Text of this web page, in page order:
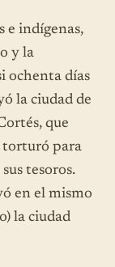
e indígenas,
y la
ochenta días
la ciudad de
que
torturó para
tesoros.
en el mismo
la ciudad